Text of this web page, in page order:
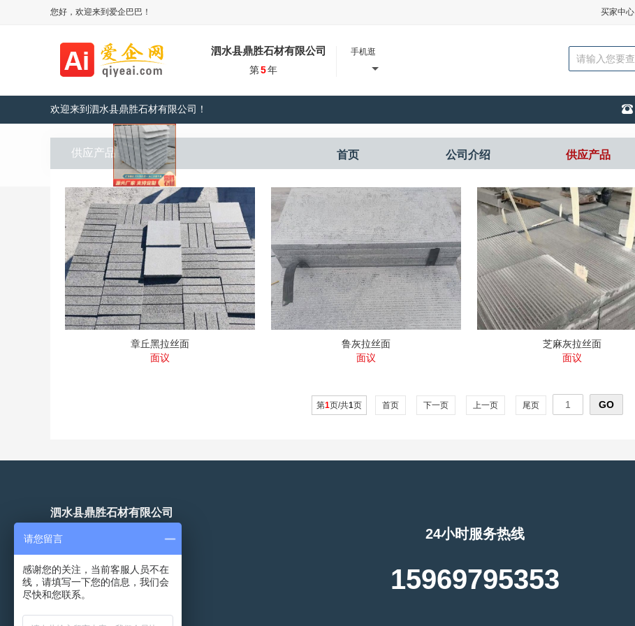
您好，欢迎来到爱企巴巴！ 买家中心
泗水县鼎胜石材有限公司
第5年
手机逛
欢迎来到泗水县鼎胜石材有限公司！ 
首页 公司介绍 供应产品
供应产品
章丘黑拉丝面
面议
鲁灰拉丝面
面议
芝麻灰拉丝面
面议
第1页/共1页 首页 下一页 上一页 尾页
泗水县鼎胜石材有限公司
联系人：张经理
手机：15969795353
微信：
QQ：
Email：
24小时服务热线
15969795353
请您留言
感谢您的关注，当前客服人员不在
线，请填写一下您的信息，我们会
尽快和您联系。